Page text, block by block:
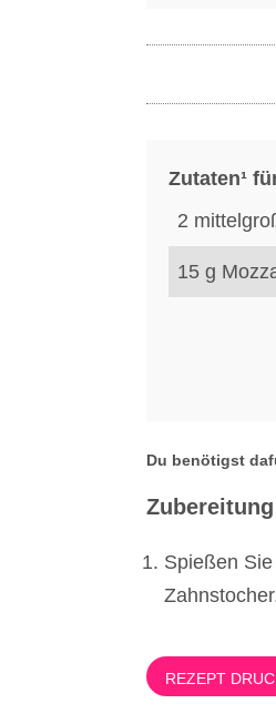
Zutaten¹
2
15 g
Du benötigst
Zubereitung
Spießen
REZEPT